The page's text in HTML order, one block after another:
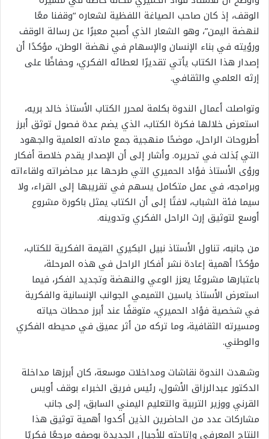
الوقف، إذ كان صاحب الصياغة اللفظية لشعاره “وقفنا معًا
لنهضة اليمن”، وهو الشعار الذي أصبح معبرًا عن رسالة الوقف
ورؤيته في بناء الإنسان والإسهام في نهضة الوطن، مؤكدًا أن
إصدار هذا الكتاب يأتي تقديرًا لعطائه الفكري، وحفاظًا على
إرثه العلمي والثقافي.
وتواصلت أعمال الندوة بكلمة لمحرر الكتاب الأستاذ خالد بريه،
استعرض خلالها فكرة الكتاب، الذي يضم عدة فصول توثق أبرز
أطروحات الراحل، موضحًا منهجية جمع مادته العلمية والجهود
التي بُذلت في تحريره. وأشار إلى أن الإصدار يقدم خلاصة أفكار
ورؤى الأستاذ فؤاد الحميري التي طرحها عبر محاضراته ولقاءاته
وبرامجه، في عمل متكامل يسهم في تقريبها إلى القراء، ولا
سيما فئة الشباب، لافتًا إلى أن الكتاب يمثل باكورة مشروع
أوسع لتوثيق إرث الراحل الفكري وتدوينه.
من جانبه، تناول الأستاذ نبيل البكيري القيمة الفكرية للكتاب،
مؤكدًا أهمية إعادة نشر أفكار الراحل في هذه المرحلة،
باعتبارها مشروعًا يعزز الوعي والنهضة وتجديد الفكر، فيما
استعرض الأستاذ ياسين التميمي الجوانب الإنسانية والفكرية
في شخصية فؤاد الحميري، متوقفًا عند أبرز محطات حياته
ومسيرته الثقافية، وما تركه من أثر عميق في محيطه الفكري
والوطني.
وشهدت الندوة نقاشات ومداخلات موسعة، كان أبرزها مداخلة
الدكتور عبدالرزاق الأشول، رئيس فريق الخبراء بوقف أويس
القرني ووزير التربية والتعليم اليمني السابق، إلى جانب
مشاركات عدد من الحاضرين الذين أكدوا أهمية توثيق هذا
النتاج المعرفي وإتاحته للأجيال الجديدة بوصفه مرجعًا فكريًا